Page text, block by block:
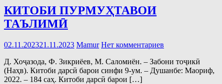
КИТОБИ ПУРМУҲТАВОИ
ТАЪЛИМӢ
02.11.202321.11.2023 Mamur Нет комментариев
Д. Хоҷазода, Ф. Зикриёев, М. Саломиён. – Забони тоҷикӣ
(Наҳв). Китоби дарсӣ барои синфи 9-ум. – Душанбе: Маориф,
2022. – 184 саҳ. Китоби дарсӣ барои […]